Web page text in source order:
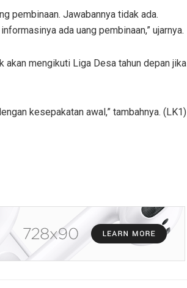
pembinaan. Jawabannya tidak ada.
ada uang pembinaan,” ujarnya.
mengikuti Liga Desa tahun depan jika
kesepakatan awal,” tambahnya. (LK1)